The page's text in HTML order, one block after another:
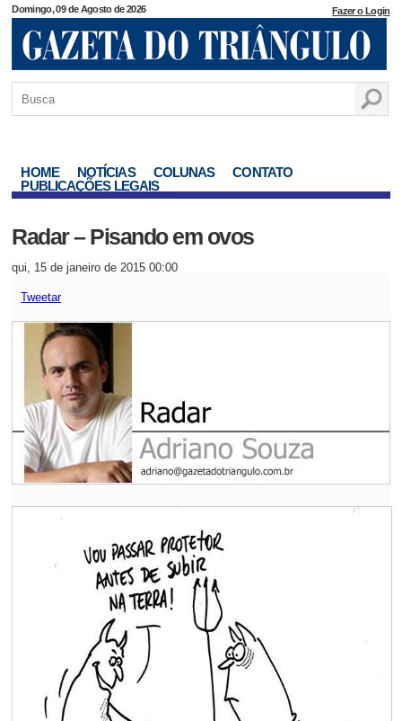
Domingo, 09 de Agosto de 2026 Fazer o Login
HOME NOTÍCIAS COLUNAS
CONTATO
PUBLICAÇÕES LEGAIS
Radar – Pisando em ovos
qui, 15 de janeiro de 2015 00:00
Tweetar